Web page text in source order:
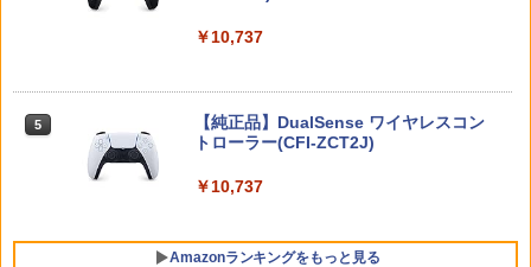
tendo Switch 2 Edition 日本限定版
典】コスチューム「ララ・クロフト・サ
バイバー(仮)」（ゲーム内コンテンツ）)
￥7,012
られるゲーム機器収納ケース スマート
】 smart 小型ゲーム機収納 ボックス Sw
itch スイッチ Lite 充電ドック ケーブル
コントローラー 周辺機器 蓋付き 一括収
白 黒 10312 10313 YAMAZAKI
￥3,190
￥7,920
ンラインコード版
￥10,737
5
【純正品】DualSense ワイヤレスコン
トローラー(CFI-ZCT2J)
￥10,737
Amazonランキングをもっと見る